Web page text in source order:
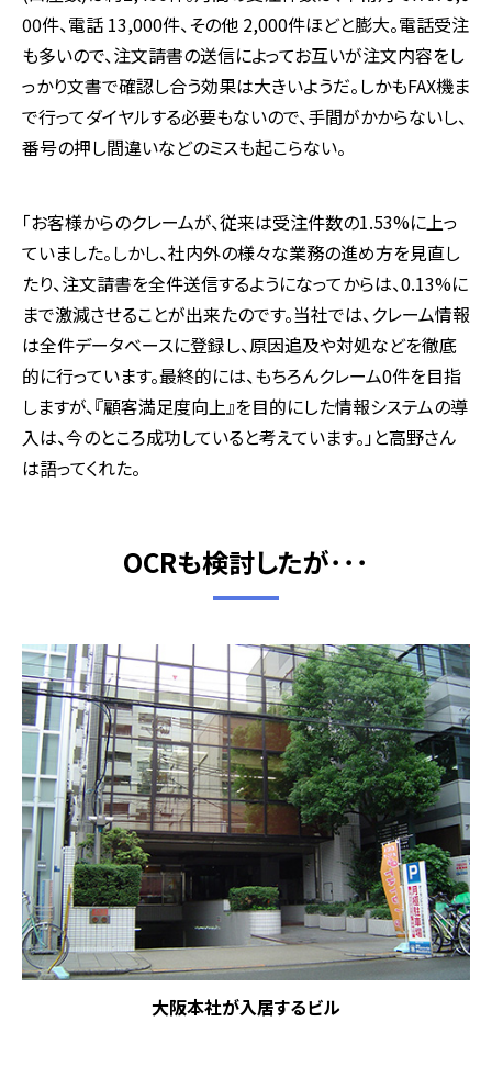
00件、電話 13,000件、その他 2,000件ほどと膨大。電話受注
も多いので、注文請書の送信によってお互いが注文内容をし
っかり文書で確認し合う効果は大きいようだ。しかもFAX機ま
で行ってダイヤルする必要もないので、手間がかからないし、
番号の押し間違いなどのミスも起こらない。
「お客様からのクレームが、従来は受注件数の1.53%に上っ
ていました。しかし、社内外の様々な業務の進め方を見直し
たり、注文請書を全件送信するようになってからは、0.13%に
まで激減させることが出来たのです。当社では、クレーム情報
は全件データベースに登録し、原因追及や対処などを徹底
的に行っています。最終的には、もちろんクレーム0件を目指
しますが、『顧客満足度向上』を目的にした情報システムの導
入は、今のところ成功していると考えています。」と高野さん
は語ってくれた。
OCRも検討したが･･･
大阪本社が入居するビル